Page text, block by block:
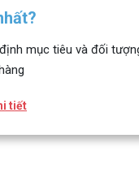
mục tiêu và đối
tiết